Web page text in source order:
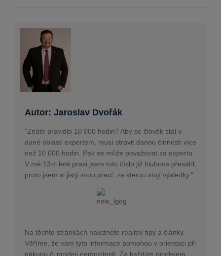
Autor: Jaroslav Dvořák
"Znáte pravidlo 10 000 hodin? Aby se člověk stal v
dané oblasti expertem, musí strávit danou činnosti více
než 10 000 hodin. Pak se může považovat za experta.
V mé 13-ti leté praxi jsem toto číslo již hluboce přesáhl,
proto jsem si jistý svou prací, za kterou stojí výsledky."
Na těchto stránkách naleznete realitní tipy a články.
Věříme, že vám tyto informace pomohou v orientaci při
nákupu či prodeji nemovitosti. Za každým prodejem